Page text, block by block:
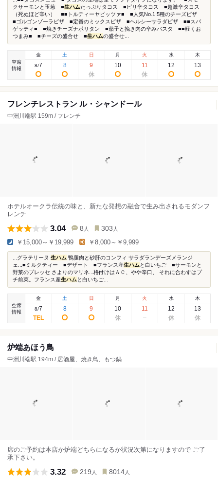
クサーモンと玉葱 ■生ハムたっぷりタコス ■ピリ辛タコス ■超激辛タコス
（死ぬほど辛い） ■■トルティーヤピッツァ■ ■人気No.1 5種のチーズピザ
■ゴルゴンゾーラピザ ■定番のミックスピザ ■ヘルシーサラダピザ ■■スパ
ゲッティ■ ■焼きチーズナポリタン ■茄子と挽き肉の辛みパスタ ■■軽くお
つまみ■ ■チーズの盛合せ ■生ハムの盛合せ...
空席
情報
金
8/7
土
8
日
9
月
10
火
11
水
12
木
13
フレンチレストラン ル・シャンドール
中洲川端駅 159m / フレンチ
ホテルオークラ伝統の味と、新たな発想の融合で生み出されるモダンフ
レンチ
3.04 8 人 303 人
￥15,000～￥19,999 ￥8,000～￥9,999
...グラテリーヌ 生ハム 鴨腿肉と砂肝のコンフィ サラダランデーズメランジ
ェ...■ミルクティー ■デザート ■フランス産生ハム と白いちご ■サーモンと
野菜のプレッセ さよりのマリネ...格付けはＡＣ、やや辛口、 それに合わすはプ
チ前菜。フランス産生ハム と白いちご...
空席
情報
金
8/7
土
8
日
9
月
10
火
11
水
12
木
13
炉端あほう鳥
中洲川端駅 194m / 居酒屋、焼き鳥、もつ鍋
席のご予約は本店か炉端どちらになるか状況次第になりますので ご了
承下さい。
3.32 219 人 8014 人